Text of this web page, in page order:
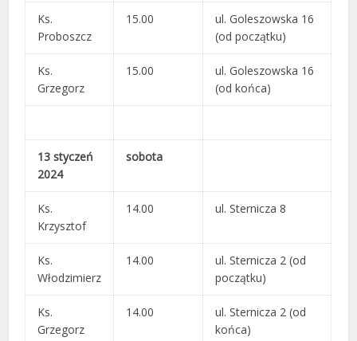
Ks.
Proboszcz
15.00
ul. Goleszowska 16
(od początku)
Ks.
Grzegorz
15.00
ul. Goleszowska 16
(od końca)
13 styczeń
2024
sobota
Ks.
Krzysztof
14.00 ul. Sternicza 8
Ks.
Włodzimierz
14.00
ul. Sternicza 2 (od
początku)
Ks.
Grzegorz
14.00
ul. Sternicza 2 (od
końca)